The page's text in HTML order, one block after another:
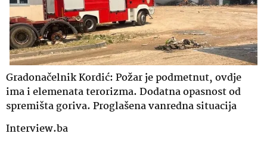
Gradonačelnik Kordić: Požar je podmetnut, ovdje
ima i elemenata terorizma. Dodatna opasnost od
spremišta goriva. Proglašena vanredna situacija
Interview.ba